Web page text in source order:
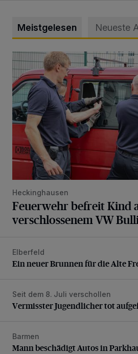
Meistgelesen Neueste
Feuerwehr befreit Kind aus
Heckinghausen
Feuerwehr befreit Kind
verschlossenem VW
Ein neuer Brunnen für die Alte
Elberfeld
Ein neuer Brunnen für die Alte
Vermisster Jugendlicher tot
Seit dem 8. Juli verschollen
Vermisster Jugendlicher tot
Mann beschädigt Autos in
Barmen
Mann beschädigt Autos in